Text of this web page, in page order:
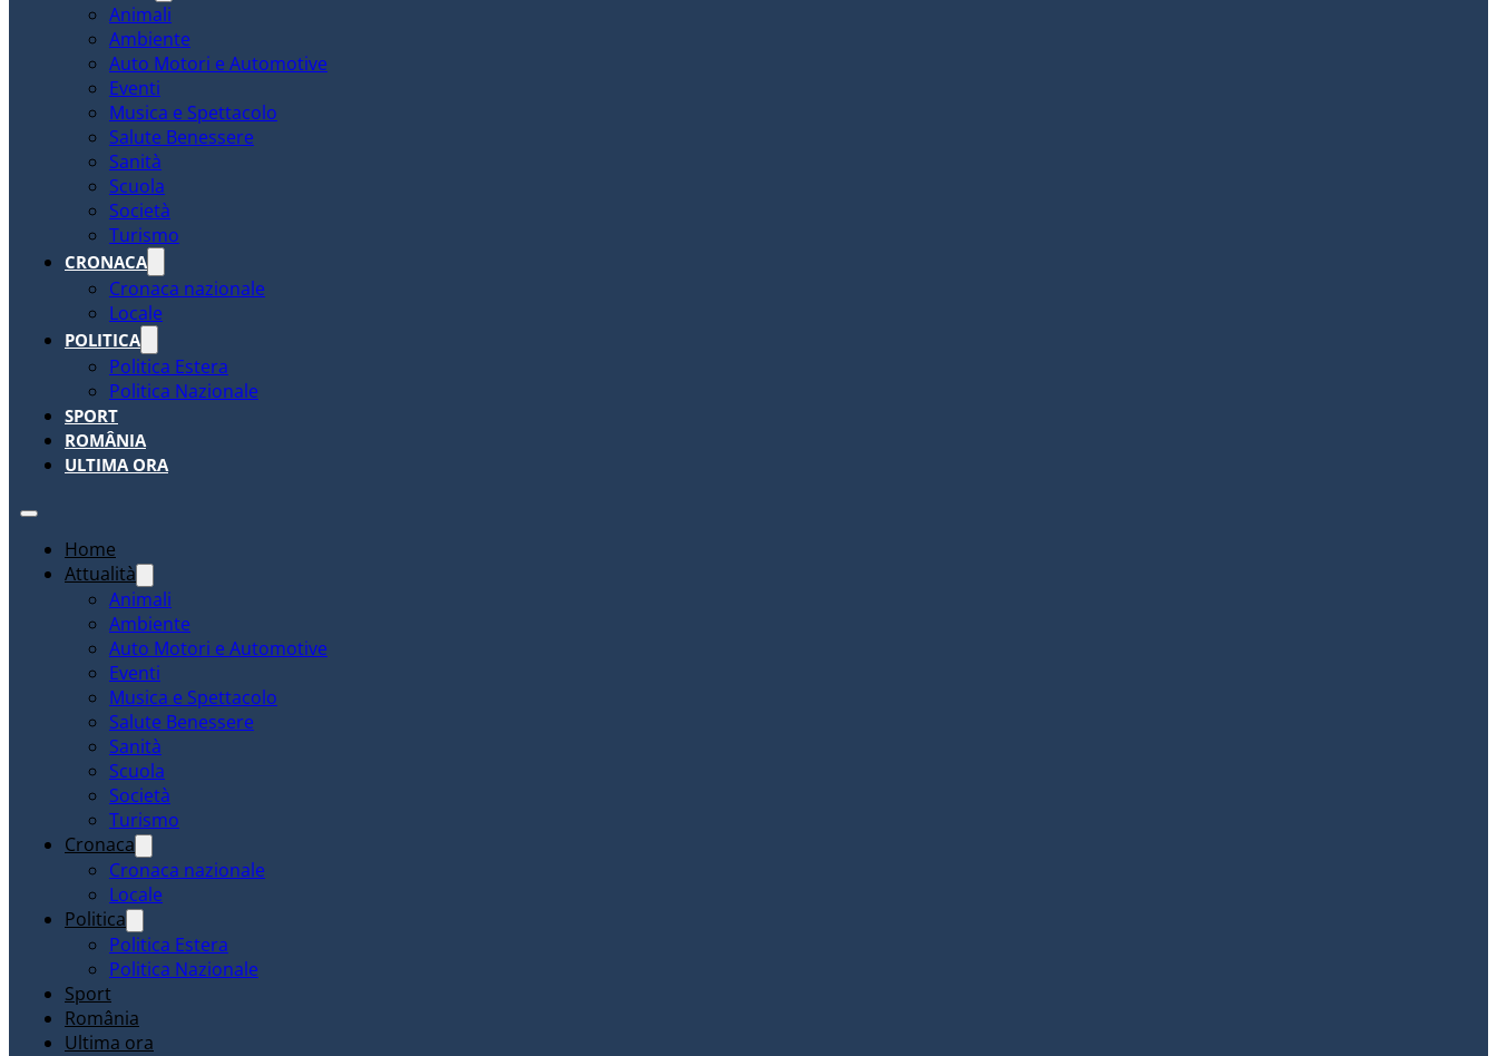
Animali
Ambiente
Auto Motori e Automotive
Eventi
Musica e Spettacolo
Salute Benessere
Sanità
Scuola
Società
Turismo
CRONACA
Cronaca nazionale
Locale
POLITICA
Politica Estera
Politica Nazionale
SPORT
ROMÂNIA
ULTIMA ORA
Home
Attualità
Animali
Ambiente
Auto Motori e Automotive
Eventi
Musica e Spettacolo
Salute Benessere
Sanità
Scuola
Società
Turismo
Cronaca
Cronaca nazionale
Locale
Politica
Politica Estera
Politica Nazionale
Sport
România
Ultima ora